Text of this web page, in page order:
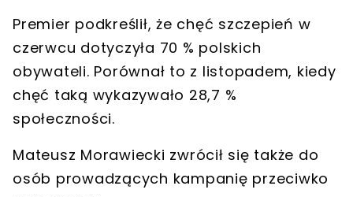
Premier podkreślił, że chęć szczepień w
czerwcu dotyczyła 70 % polskich
obywateli. Porównał to z listopadem, kiedy
chęć taką wykazywało 28,7 %
społeczności.
Mateusz Morawiecki zwrócił się także do
osób prowadzących kampanię przeciwko